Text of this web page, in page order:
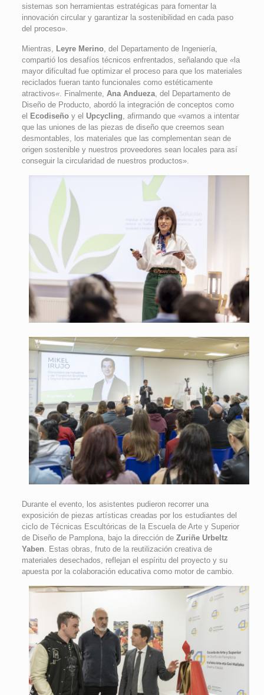
sistemas son herramientas estratégicas para fomentar la
innovación circular y garantizar la sostenibilidad en cada paso
del proceso».
Mientras, Leyre Merino, del Departamento de Ingeniería,
compartió los desafíos técnicos enfrentados, señalando que «la
mayor dificultad fue optimizar el proceso para que los materiales
reciclados fueran tanto funcionales como estéticamente
atractivos«. Finalmente, Ana Andueza, del Departamento de
Diseño de Producto, abordó la integración de conceptos como
el Ecodiseñoy el Upcycling, afirmando que «vamos a intentar
que las uniones de las piezas de diseño que creemos sean
desmontables, los materiales que las complementan sean de
origen sostenible y nuestros proveedores sean locales para así
conseguir la circularidad de nuestros productos».
Durante el evento, los asistentes pudieron recorrer una
exposición de piezas artísticas creadas por los estudiantes del
ciclo de Técnicas Escultóricas de la Escuela de Arte y Superior
de Diseño de Pamplona, bajo la dirección de Zuriñe Urbeltz
Yaben . Estas obras, fruto de la reutilización creativa de
materiales desechados, reflejan el espíritu del proyecto y su
apuesta por la colaboración educativa como motor de cambio.